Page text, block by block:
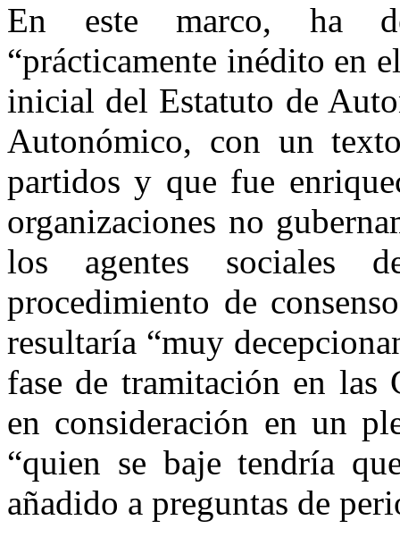
En este marco, ha
“prácticamente inédito en
inicial del Estatuto de
Autonómico, con un
partidos y que fue
organizaciones no
los agentes sociales
procedimiento de
resultaría “muy
fase de tramitación en las
en consideración en un
“quien se baje tendría
añadido a preguntas de